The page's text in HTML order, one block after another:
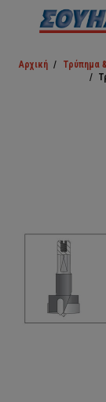
Αρχική / Τρύπημα
/